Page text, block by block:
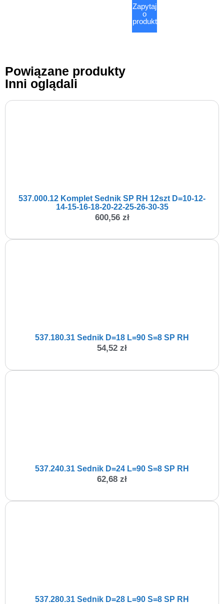
Zapytaj
o
produkt
Powiązane produkty
Inni oglądali
537.000.12 Komplet Sednik SP RH 12szt D=10-12-
14-15-16-18-20-22-25-26-30-35
600,56 zł
537.180.31 Sednik D=18 L=90 S=8 SP RH
54,52 zł
537.240.31 Sednik D=24 L=90 S=8 SP RH
62,68 zł
537.280.31 Sednik D=28 L=90 S=8 SP RH